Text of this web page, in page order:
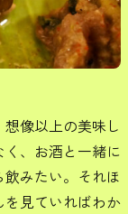
像以上の美味し
、お酒と一緒に
みたい。それほ
見ていればわか